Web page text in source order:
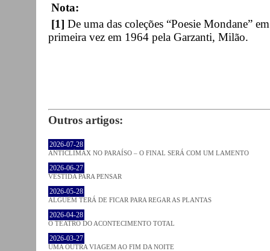
Nota:
[1] De uma das coleções “Poesie Mondane”
primeira vez em 1964 pela Garzanti, Milão.
Outros artigos:
2026-07-28
ANTICLÍMAX NO PARAÍSO – O FINAL SERÁ COM UM LAMENTO
2026-06-27
VESTIDA PARA PENSAR
2026-05-28
ALGUÉM TERÁ DE FICAR PARA REGAR AS PLANTAS
2026-04-28
O TEATRO DO ACONTECIMENTO TOTAL
2026-03-27
UMA OUTRA VIAGEM AO FIM DA NOITE